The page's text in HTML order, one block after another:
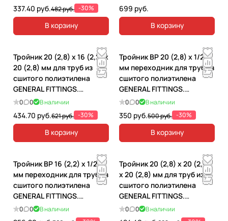
337.40 руб.482 руб. -30%
В корзину
699 руб.
В корзину
Тройник 20 (2,8) x 16 (2,2) x
20 (2,8) мм для труб из
сшитого полиэтилена
GENERAL FITTINGS.
340013H685868A
0 0 В наличии
434.70 руб.621 руб. -30%
В корзину
Тройник ВР 20 (2,8) x 1/2"
мм переходник для труб из
сшитого полиэтилена
GENERAL FITTINGS.
340012H042028A
0 0 В наличии
350 руб.500 руб. -30%
В корзину
Тройник ВР 16 (2,2) x 1/2"
мм переходник для труб из
сшитого полиэтилена
GENERAL FITTINGS.
340012H041622A
0 0 В наличии
Тройник 20 (2,8) х 20 (2,8)
х 20 (2,8) мм для труб из
сшитого полиэтилена
GENERAL FITTINGS.
340010H202800A
0 0 В наличии